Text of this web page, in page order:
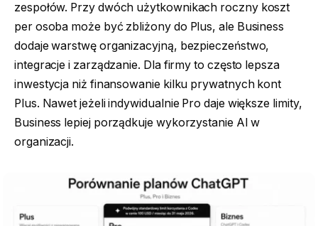
zespołów. Przy dwóch użytkownikach roczny koszt
per osoba może być zbliżony do Plus, ale Business
dodaje warstwę organizacyjną, bezpieczeństwo,
integracje i zarządzanie. Dla firmy to często lepsza
inwestycja niż finansowanie kilku prywatnych kont
Plus. Nawet jeżeli indywidualnie Pro daje większe limity,
Business lepiej porządkuje wykorzystanie AI w
organizacji.